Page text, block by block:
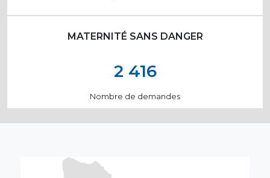
MATERNITÉ SANS DANGER
2 416
Nombre de demandes